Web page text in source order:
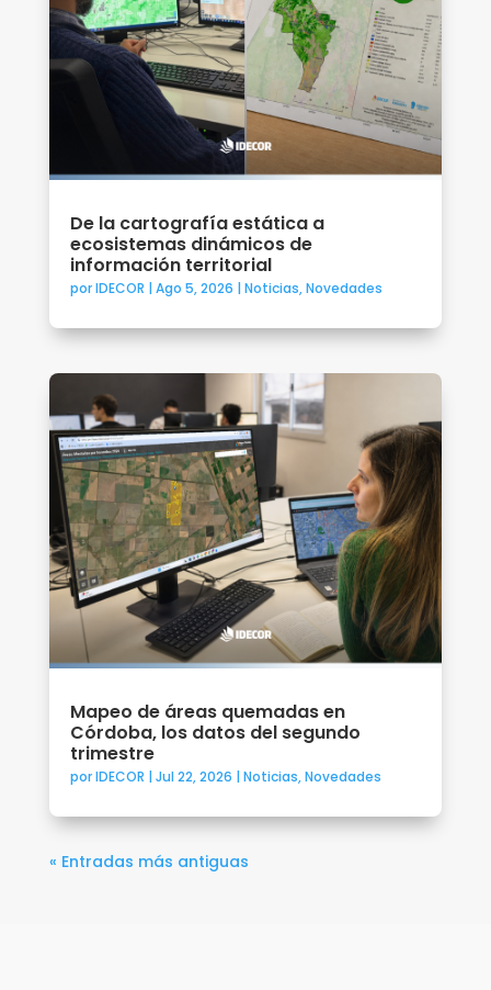
De la cartografía estática a
ecosistemas dinámicos de
información territorial
porIDECOR | Ago 5, 2026 | Noticias,Novedades
Mapeo de áreas quemadas en
Córdoba, los datos del segundo
trimestre
porIDECOR | Jul 22, 2026 | Noticias,Novedades
« Entradas más antiguas